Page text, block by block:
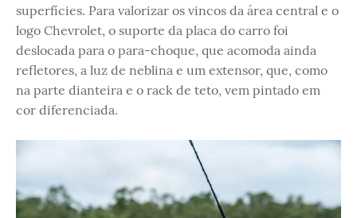
superfícies. Para valorizar os vincos da área central e o
logo Chevrolet, o suporte da placa do carro foi
deslocada para o para-choque, que acomoda ainda
refletores, a luz de neblina e um extensor, que, como
na parte dianteira e o rack de teto, vem pintado em
cor diferenciada.